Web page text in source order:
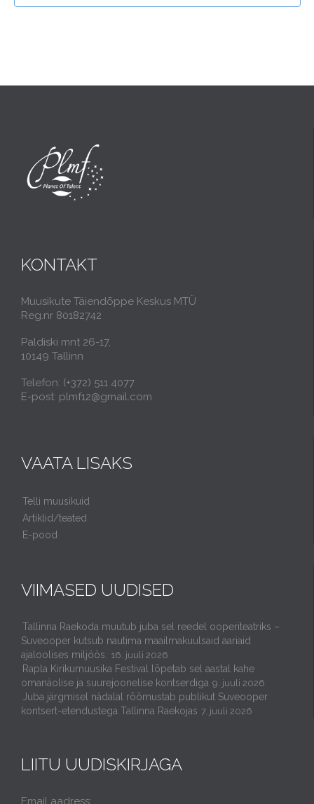
KONTAKT
Muusikute Täiendõppe Keskus MTÜ
Reg.nr 80182742
Paldiski mnt 26-17,
10149 Tallinn
Telefon: (+372) 511 4077
E-post: plmf12@gmail.com
VAATA LISAKS
Telli muusikuid
Artiklid/teated
E-pood
VIIMASED UUDISED
Tallinna Raekoda muutub juba sel reedel ooperiteatriks –
Suveooper kutsub nautima maailmakuulsaid aariaid
ajaloolises miljöös.
16. juuli 2026
Rapla Kirikumuusika Festival lõpetab sel aastal kahe
omanäolise ja suurejoonelise kontserdiga 9. juuli 2026
Juba järgmisel nädalal rõõmustab publikut Suveooper
kontsert-etendustega Tallinna Raekojas 7. juuli 2026
LIITU UUDISKIRJAGA
Email aadress: